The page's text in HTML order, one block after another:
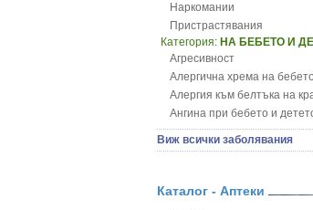
Наркомании
Пристрастявания
Категория: НА БЕБЕТО И
Агресивност
Алергична хрема на
Алергия към белтъка на
Ангина при бебето и
Анемия при бебето и
Апетит - пълни деца
Безапетитие при бебето и
Виж всички заболявания
Каталог - Аптеки